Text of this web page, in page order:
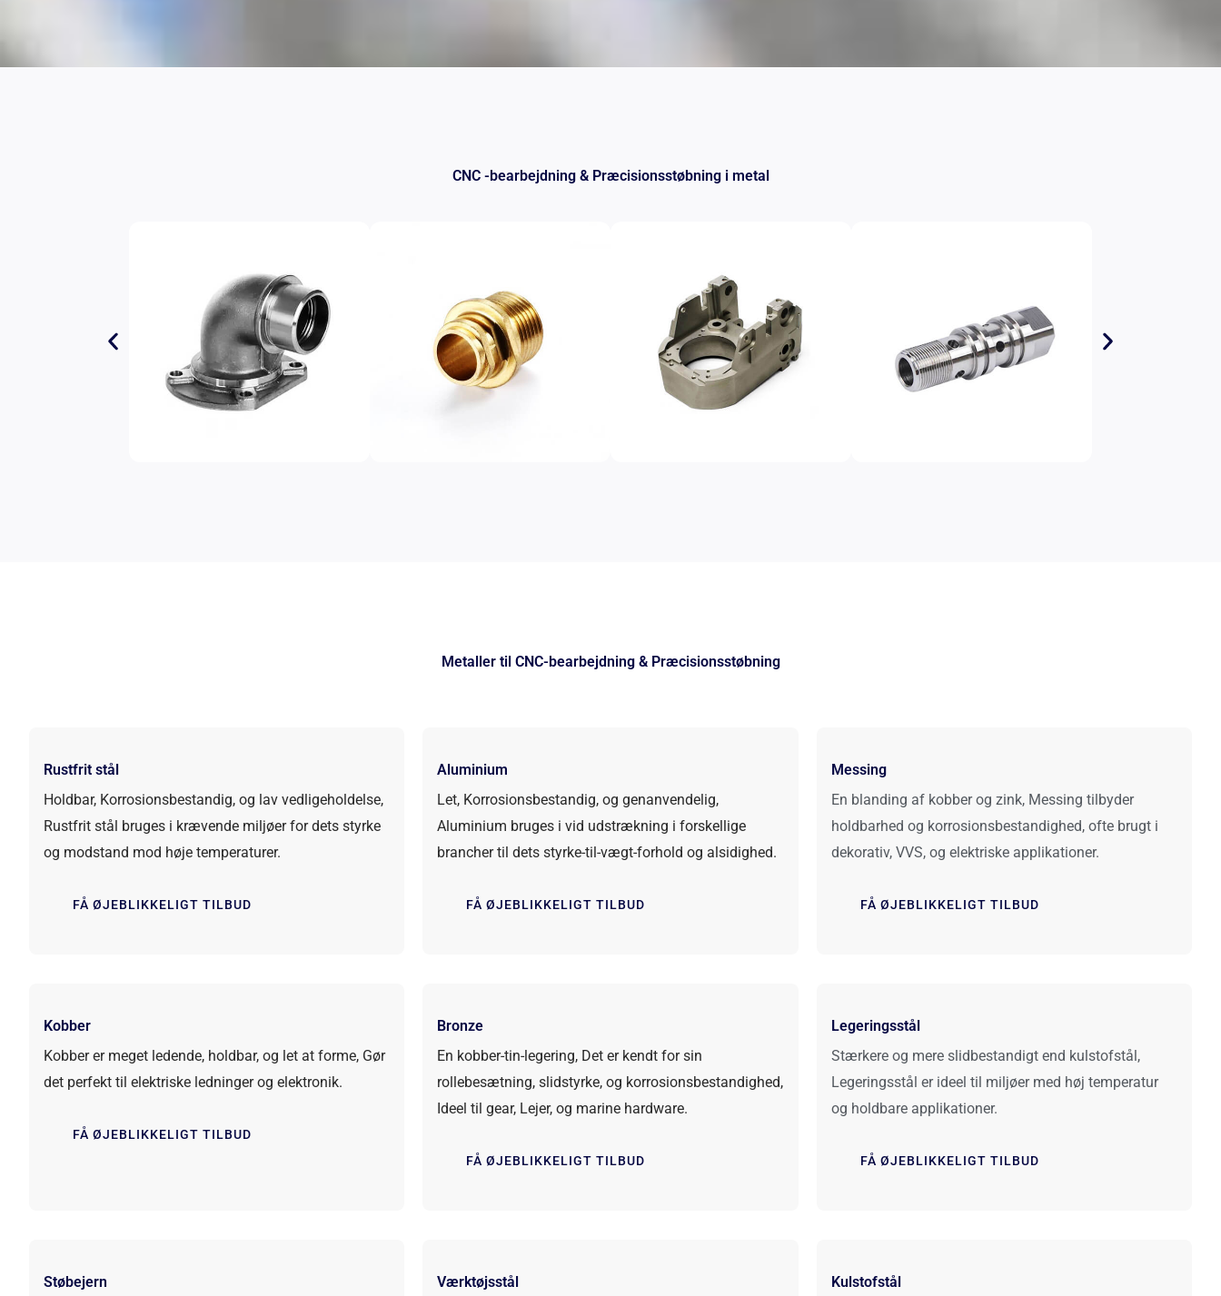
CNC -bearbejdning & Præcisionsstøbning i metal
Metaller til CNC-bearbejdning & Præcisionsstøbning
Rustfrit stål
Holdbar, Korrosionsbestandig, og lav vedligeholdelse,
Rustfrit stål bruges i krævende miljøer for dets styrke
og modstand mod høje temperaturer.
FÅ ØJEBLIKKELIGT TILBUD
Aluminium
Let, Korrosionsbestandig, og genanvendelig,
Aluminium bruges i vid udstrækning i forskellige
brancher til dets styrke-til-vægt-forhold og alsidighed.
FÅ ØJEBLIKKELIGT TILBUD
Messing
En blanding af kobber og zink, Messing tilbyder
holdbarhed og korrosionsbestandighed, ofte brugt i
dekorativ, VVS, og elektriske applikationer.
FÅ ØJEBLIKKELIGT TILBUD
Kobber
Kobber er meget ledende, holdbar, og let at forme, Gør
det perfekt til elektriske ledninger og elektronik.
FÅ ØJEBLIKKELIGT TILBUD
Bronze
En kobber-tin-legering, Det er kendt for sin
rollebesætning, slidstyrke, og korrosionsbestandighed,
Ideel til gear, Lejer, og marine hardware.
FÅ ØJEBLIKKELIGT TILBUD
Legeringsstål
Stærkere og mere slidbestandigt end kulstofstål,
Legeringsstål er ideel til miljøer med høj temperatur
og holdbare applikationer.
FÅ ØJEBLIKKELIGT TILBUD
Støbejern
Værktøjsstål
Kulstofstål